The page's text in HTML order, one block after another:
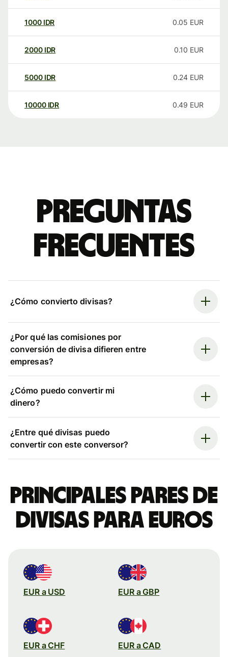
1000 IDR 0.05 EUR
2000 IDR 0.10 EUR
5000 IDR 0.24 EUR
10000 IDR 0.49 EUR
Preguntas
frecuentes
¿Cómo convierto divisas?
¿Por qué las comisiones por
conversión de divisa difieren entre
empresas?
¿Cómo puedo convertir mi
dinero?
¿Entre qué divisas puedo
convertir con este conversor?
Principales pares de
divisas para euros
EUR a USD EUR a GBP
EUR a CHF EUR a CAD